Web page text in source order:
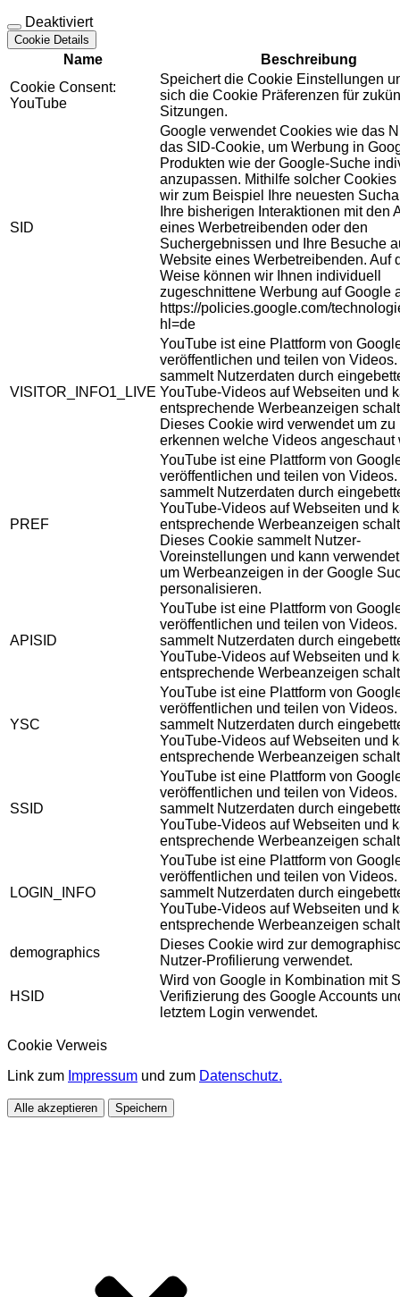
Deaktiviert
Cookie Details
Name
Beschreibung
Cookie Consent:
YouTube
Speichert die Cookie Einstellungen
sich die Cookie Präferenzen für
Sitzungen.
SID
Google verwendet Cookies wie das
das SID-Cookie, um Werbung in
Produkten wie der Google-Suche
anzupassen. Mithilfe solcher Cookies
wir zum Beispiel Ihre neuesten
Ihre bisherigen Interaktionen mit den
eines Werbetreibenden oder den
Suchergebnissen und Ihre Besuche
Website eines Werbetreibenden. Auf
Weise können wir Ihnen individuell
zugeschnittene Werbung auf Google
https://policies.google.com/
hl=de
VISITOR_INFO1_LIVE
YouTube ist eine Plattform von
veröffentlichen und teilen von
sammelt Nutzerdaten durch
YouTube-Videos auf Webseiten und
entsprechende Werbeanzeigen
Dieses Cookie wird verwendet um zu
erkennen welche Videos angeschaut
PREF
YouTube ist eine Plattform von
veröffentlichen und teilen von
sammelt Nutzerdaten durch
YouTube-Videos auf Webseiten und
entsprechende Werbeanzeigen
Dieses Cookie sammelt Nutzer-
Voreinstellungen und kann
um Werbeanzeigen in der Google
personalisieren.
APISID
YouTube ist eine Plattform von
veröffentlichen und teilen von
sammelt Nutzerdaten durch
YouTube-Videos auf Webseiten und
entsprechende Werbeanzeigen
YSC
YouTube ist eine Plattform von
veröffentlichen und teilen von
sammelt Nutzerdaten durch
YouTube-Videos auf Webseiten und
entsprechende Werbeanzeigen
SSID
YouTube ist eine Plattform von
veröffentlichen und teilen von
sammelt Nutzerdaten durch
YouTube-Videos auf Webseiten und
entsprechende Werbeanzeigen
LOGIN_INFO
YouTube ist eine Plattform von
veröffentlichen und teilen von
sammelt Nutzerdaten durch
YouTube-Videos auf Webseiten und
entsprechende Werbeanzeigen
demographics
Dieses Cookie wird zur
Nutzer-Profilierung verwendet.
HSID
Wird von Google in Kombination mit
Verifizierung des Google Accounts
letztem Login verwendet.
Cookie Verweis
Link zum Impressum und zum Datenschutz.
Alle akzeptieren Speichern